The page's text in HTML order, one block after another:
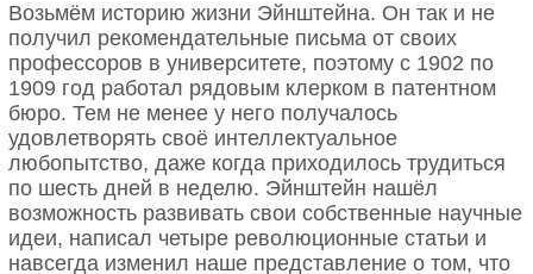
Возьмём историю жизни Эйнштейна. Он так и не
получил рекомендательные письма от своих
профессоров в университете, поэтому с 1902 по
1909 год работал рядовым клерком в патентном
бюро. Тем не менее у него получалось
удовлетворять своё интеллектуальное
любопытство, даже когда приходилось трудиться
по шесть дней в неделю. Эйнштейн нашёл
возможность развивать свои собственные научные
идеи, написал четыре революционные статьи и
навсегда изменил наше представление о том, что